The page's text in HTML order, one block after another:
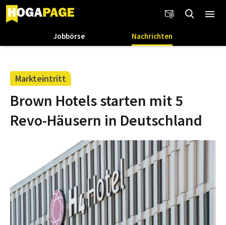
Jobbörse Nachrichten
Markteintritt
Brown Hotels starten mit 5
Revo-Häusern in Deutschland